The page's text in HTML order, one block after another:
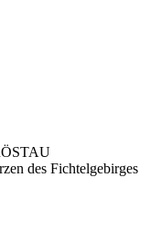
des Fichtelgebirges